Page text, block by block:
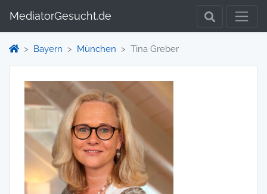
MediatorGesucht.de
Bayern München Tina Greber